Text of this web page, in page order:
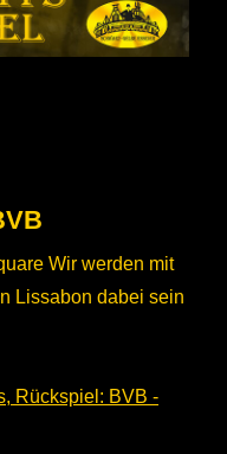
Wir werden mit
Lissabon dabei sein